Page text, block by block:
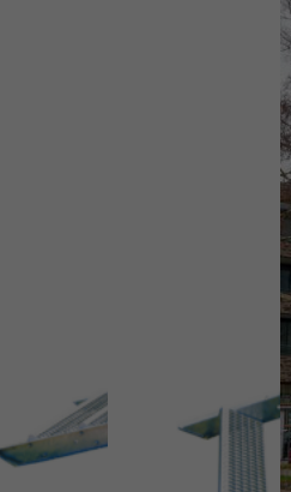
EERLIJKE PRIJS | PERSOONLIJK
2 dagen een offerte
professionals helpt u bij het
groot in units